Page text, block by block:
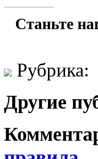
Станьте
Рубрика:
Другие